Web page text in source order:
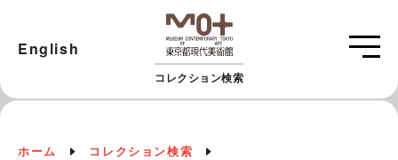
コレクション検索
English
ホーム コレクション検索